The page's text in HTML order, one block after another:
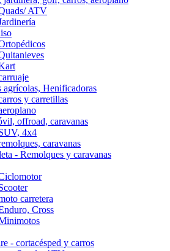
ATV
agrícolas, Henificadoras
y carretillas
offroad, caravanas
4x4
caravanas
- Remolques y caravanas
carretera
Cross
- cortacésped y carros